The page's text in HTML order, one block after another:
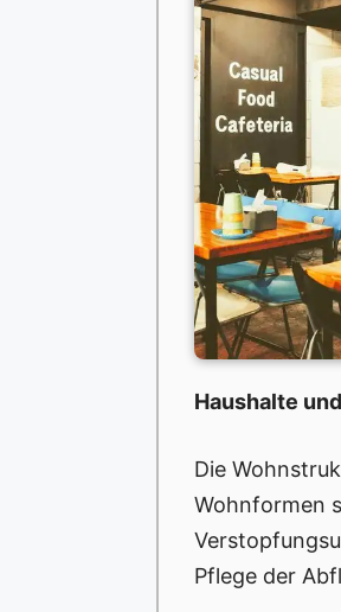
Haushalte
Die
Wohnformen
Pflege der